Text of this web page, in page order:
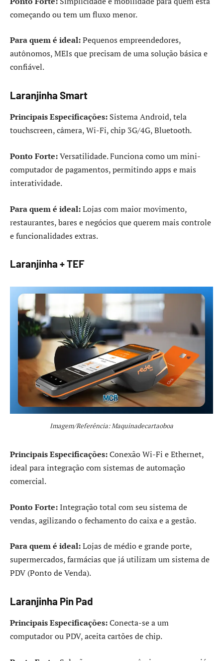
começando ou tem um fluxo menor.
Para quem é ideal:Pequenos empreendedores,
autônomos, MEIs que precisam de uma solução básica e
confiável.
Laranjinha Smart
Principais Especificações: Sistema Android, tela
touchscreen, câmera, Wi-Fi, chip 3G/4G, Bluetooth.
Ponto Forte:Versatilidade. Funciona como um mini-
computador de pagamentos, permitindo apps e mais
interatividade.
Para quem é ideal:Lojas com maior movimento,
restaurantes, bares e negócios que querem mais controle
e funcionalidades extras.
Laranjinha + TEF
Imagem/Referência: Maquinadecartaoboa
Principais Especificações:Conexão Wi-Fi e Ethernet,
ideal para integração com sistemas de automação
comercial.
Ponto Forte:Integração total com seu sistema de
vendas, agilizando o fechamento do caixa e a gestão.
Para quem é ideal:Lojas de médio e grande porte,
supermercados, farmácias que já utilizam um sistema de
PDV (Ponto de Venda).
Laranjinha Pin Pad
Principais Especificações:Conecta-se a um
computador ou PDV, aceita cartões de chip.